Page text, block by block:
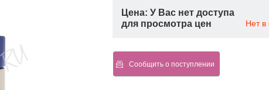
Цена: У Вас нет доступа
для просмотра цен
Нет в
Сообщить о поступлении